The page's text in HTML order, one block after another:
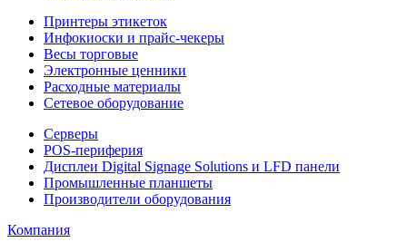
Принтеры этикеток
Инфокиоски и прайс-чекеры
Весы торговые
Электронные ценники
Расходные материалы
Сетевое оборудование
Серверы
POS-периферия
Дисплеи Digital Signage Solutions и LFD панели
Промышленные планшеты
Производители оборудования
Компания